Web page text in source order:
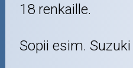
18 renkaille.
Sopii esim. Suzuki